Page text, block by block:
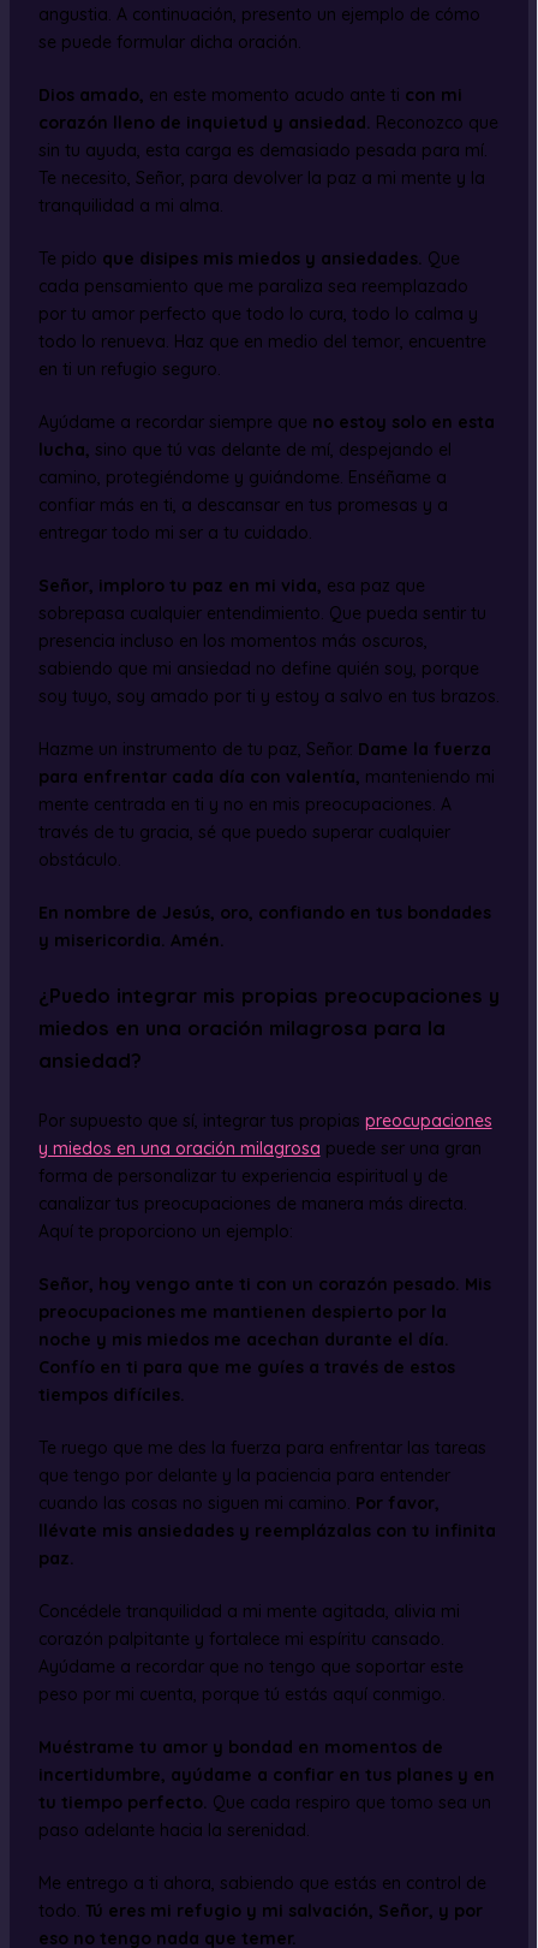
angustia. A continuación, presento un ejemplo de cómo
se puede formular dicha oración.
Dios amado, en este momento acudo ante ti con mi
corazón lleno de inquietud y ansiedad. Reconozco que
sin tu ayuda, esta carga es demasiado pesada para mí.
Te necesito, Señor, para devolver la paz a mi mente y la
tranquilidad a mi alma.
Te pido que disipes mis miedos y ansiedades. Que
cada pensamiento que me paraliza sea reemplazado
por tu amor perfecto que todo lo cura, todo lo calma y
todo lo renueva. Haz que en medio del temor, encuentre
en ti un refugio seguro.
Ayúdame a recordar siempre que no estoy solo en esta
lucha, sino que tú vas delante de mí, despejando el
camino, protegiéndome y guiándome. Enséñame a
confiar más en ti, a descansar en tus promesas y a
entregar todo mi ser a tu cuidado.
Señor, imploro tu paz en mi vida, esa paz que
sobrepasa cualquier entendimiento. Que pueda sentir tu
presencia incluso en los momentos más oscuros,
sabiendo que mi ansiedad no define quién soy, porque
soy tuyo, soy amado por ti y estoy a salvo en tus brazos.
Hazme un instrumento de tu paz, Señor. Dame la fuerza
para enfrentar cada día con valentía, manteniendo mi
mente centrada en ti y no en mis preocupaciones. A
través de tu gracia, sé que puedo superar cualquier
obstáculo.
En nombre de Jesús, oro, confiando en tus bondades
y misericordia. Amén.
¿Puedo integrar mis propias preocupaciones y
miedos en una oración milagrosa para la
ansiedad?
Por supuesto que sí, integrar tus propias preocupaciones
y miedos en una oración milagrosa puede ser una gran
forma de personalizar tu experiencia espiritual y de
canalizar tus preocupaciones de manera más directa.
Aquí te proporciono un ejemplo:
Señor, hoy vengo ante ti con un corazón pesado. Mis
preocupaciones me mantienen despierto por la
noche y mis miedos me acechan durante el día.
Confío en ti para que me guíes a través de estos
tiempos difíciles.
Te ruego que me des la fuerza para enfrentar las tareas
que tengo por delante y la paciencia para entender
cuando las cosas no siguen mi camino. Por favor,
llévate mis ansiedades y reemplázalas con tu infinita
paz.
Concédele tranquilidad a mi mente agitada, alivia mi
corazón palpitante y fortalece mi espíritu cansado.
Ayúdame a recordar que no tengo que soportar este
peso por mi cuenta, porque tú estás aquí conmigo.
Muéstrame tu amor y bondad en momentos de
incertidumbre, ayúdame a confiar en tus planes y en
tu tiempo perfecto. Que cada respiro que tomo sea un
paso adelante hacia la serenidad.
Me entrego a ti ahora, sabiendo que estás en control de
todo. Tú eres mi refugio y mi salvación, Señor, y por
eso no tengo nada que temer.